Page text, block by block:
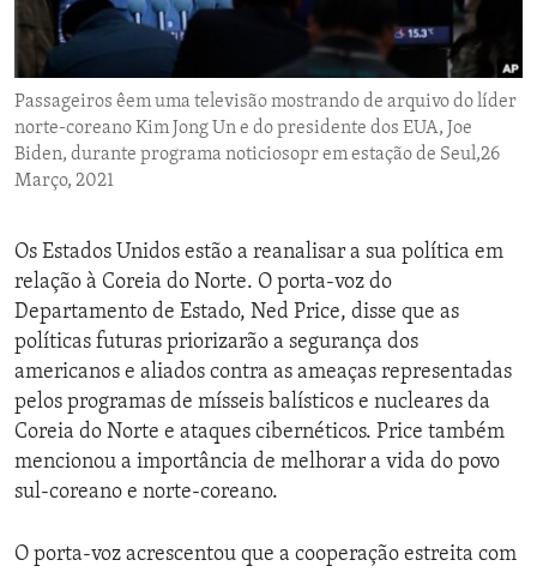
ENVIRONMENT AND HEALTH
IDEALS AND INSTITUTIONS
Passageiros êem uma televisão mostrando de arquivo do líder
norte-coreano Kim Jong Un e do presidente dos EUA, Joe
Biden, durante programa noticiosopr em estação de Seul,26
Março, 2021
Os Estados Unidos estão a reanalisar a sua política em
relação à Coreia do Norte. O porta-voz do
Departamento de Estado, Ned Price, disse que as
políticas futuras priorizarão a segurança dos
americanos e aliados contra as ameaças representadas
pelos programas de mísseis balísticos e nucleares da
Coreia do Norte e ataques cibernéticos. Price também
mencionou a importância de melhorar a vida do povo
sul-coreano e norte-coreano.
O porta-voz acrescentou que a cooperação estreita com